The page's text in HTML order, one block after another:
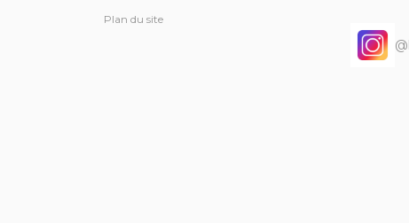
Plan du site